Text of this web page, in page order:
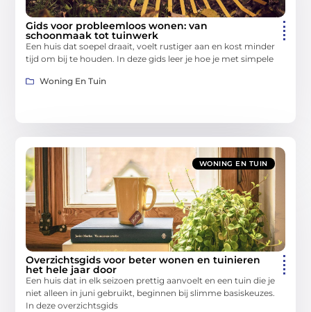
Gids voor probleemloos wonen: van
schoonmaak tot tuinwerk
Een huis dat soepel draait, voelt rustiger aan en kost minder
tijd om bij te houden. In deze gids leer je hoe je met simpele
Woning En Tuin
WONING EN TUIN
Overzichtsgids voor beter wonen en tuinieren
het hele jaar door
Een huis dat in elk seizoen prettig aanvoelt en een tuin die je
niet alleen in juni gebruikt, beginnen bij slimme basiskeuzes.
In deze overzichtsgids